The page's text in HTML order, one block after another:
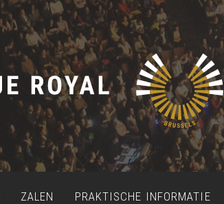
ZALEN PRAKTISCHE INFORMATIE